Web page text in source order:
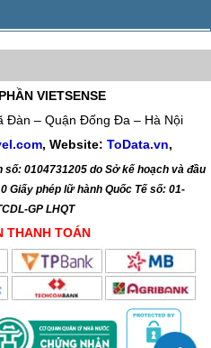
VIETSENSE
Đàn – Quận Đống Đa – Hà Nội
, Website: ToData.vn,
0104731205 do Sở kế hoạch và đầu
Giấy phép lữ hành Quốc Tế số: 01-
GP LHQT
THANH TOÁN